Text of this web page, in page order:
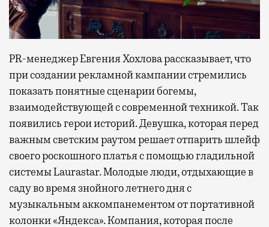
PR-менеджер Евгения Хохлова рассказывает, что
при создании рекламной кампании стремились
показать понятные сценарии богемы,
взаимодействующей с современной техникой. Так
появились герои историй. Девушка, которая перед
важным светским раутом решает отпарить шлейф
своего роскошного платья с помощью гладильной
системы Laurastar. Молодые люди, отдыхающие в
саду во время знойного летнего дня с
музыкальным аккомпанементом от портативной
колонки «Яндекса». Компания, которая после